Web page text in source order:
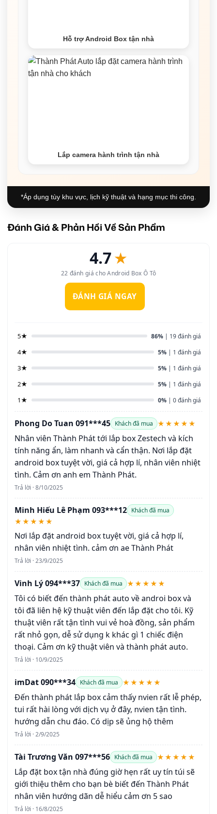
Hỗ trợ Android Box tận nhà
Lắp camera hành trình tận nhà
*Áp dụng tùy khu vực, lịch kỹ thuật và hạng mục thi công.
Đánh Giá & Phản Hồi Về Sản Phẩm
4.7★
22 đánh giá cho Android Box Ô Tô
ĐÁNH GIÁ NGAY
5★ 86% | 19 đánh giá
4★ 5% | 1 đánh giá
3★ 5% | 1 đánh giá
2★ 5% | 1 đánh giá
1★ 0% | 0 đánh giá
Phong Do Tuan 091***45 Khách đã mua ★★★★★
Nhân viên Thành Phát tới lắp box Zestech và kích
tính năng ẩn, làm nhanh và cẩn thận. Nơi lắp đặt
android box tuyệt vời, giá cả hợp lí, nhân viên nhiệt
tình. Cảm ơn anh em Thành Phát.
Trả lời · 8/10/2025
Minh Hiếu Lê Phạm 093***12 Khách đã mua
★★★★★
Nơi lắp đặt android box tuyệt vời, giá cả hợp lí,
nhân viên nhiệt tình. cảm ơn ae Thành Phát
Trả lời · 23/9/2025
Vinh Lý 094***37 Khách đã mua ★★★★★
Tôi có biết đến thành phát auto về androi box và
tôi đã liên hệ kỹ thuật viên đến lắp đặt cho tôi. Kỹ
thuật viên rất tận tình vui vẻ hoà đồng, sản phẩm
rất nhỏ gọn, dễ sử dụng k khác gì 1 chiếc điện
thoại. Cảm ơn kỹ thuật viên và thành phát auto.
Trả lời · 10/9/2025
imDat 090***34 Khách đã mua ★★★★★
Đến thành phát lắp box cảm thấy nvien rất lễ phép,
tui rất hài lòng với dịch vụ ở đây, nvien tận tình.
hướng dẫn chu đáo. Có dịp sẽ ủng hộ thêm
Trả lời · 2/9/2025
Tài Trương Văn 097***56 Khách đã mua ★★★★★
Lắp đặt box tận nhà đúng giờ hẹn rất uy tín túi sẽ
giới thiệu thêm cho bạn bè biết đến Thành Phát
nhân viên hướng dãn dễ hiểu cảm ơn 5 sao
Trả lời · 16/8/2025